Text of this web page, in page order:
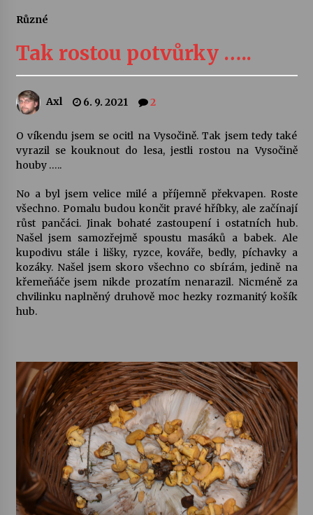
Sukuba Ensemble
4. 8. 2026
Vernisáž výstavy Josefíny Duškové: Stávám se
kapkou
Pozvánka na integrační festival Quijotova
šedesátka: 28. 7.–1. 8. 2026
28. 7. 2026
Letní koncerty ve Stromovce: Kolchoz a
Jenakaši
23. 7. 2026
Letní koncerty ve Stromovce: Rufus Miller
22. 7. 2026
Vysočinka
17. 7. 2026
Různé
Tak rostou potvůrky …..
Axl 6. 9. 2021 2
O víkendu jsem se ocitl na Vysočině. Tak jsem tedy také
vyrazil se kouknout do lesa, jestli rostou na Vysočině
houby …..
No a byl jsem velice milé a příjemně překvapen. Roste
všechno. Pomalu budou končit pravé hříbky, ale začínají
růst pančáci. Jinak bohaté zastoupení i ostatních hub.
Našel jsem samozřejmě spoustu masáků a babek. Ale
kupodivu stále i lišky, ryzce, kováře, bedly, píchavky a
kozáky. Našel jsem skoro všechno co sbírám, jedině na
křemeňáče jsem nikde prozatím nenarazil. Nicméně za
chvilinku naplněný druhově moc hezky rozmanitý košík
hub.